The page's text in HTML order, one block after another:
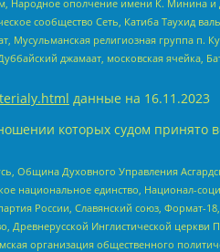
Народное ополчение имени К. Минина
сообщество Сеть, Катиба Таухид
Мусульманская религиозная группа
джамаат, московская
данные на 16.11.2023
которых судом принято
Община Духовного Управления
национальное единство, Национал-
России, Славянский союз,
Древнерусской Инглистической
организация общественного